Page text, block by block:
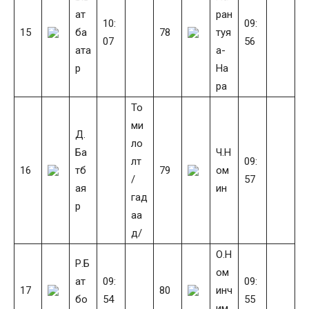
15
ат
ба
ата
р
10:
07
78
ран
туя
а-
На
ра
09:
56
16
Д.
Ба
тб
ая
р
То
ми
ло
лт
/
гад
аа
д/
79
Ч.Н
ом
ин
09:
57
17
Р.Б
ат
бо
09:
54
80
О.Н
ом
инч
09:
55